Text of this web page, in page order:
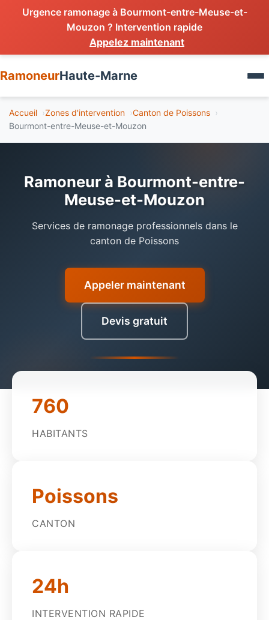
Urgence ramonage à Bourmont-entre-Meuse-et-
Mouzon ? Intervention rapide
Appelez maintenant
RamoneurHaute-Marne
Ramonage poêle
Ramonage chaudière
Inspection conduit
Urgence
Accueil Zones d'intervention
Canton de Poissons
Bourmont-entre-Meuse-et-Mouzon
Ramoneur à Bourmont-entre-
Meuse-et-Mouzon
Services de ramonage professionnels dans le
canton de Poissons
Appeler maintenant
Devis gratuit
760
HABITANTS
Poissons
CANTON
24h
INTERVENTION RAPIDE